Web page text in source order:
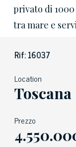
privato di
tra mare e
Rif: 16037
Location
Toscana
Prezzo